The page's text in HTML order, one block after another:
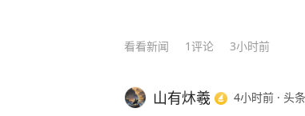
看看新闻 1评论 3小时前
山有炑羲 4小时前 · 头